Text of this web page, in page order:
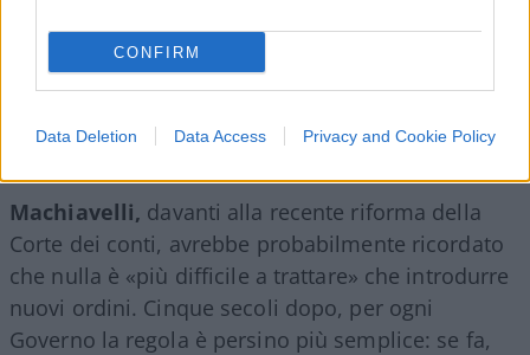
CONFIRM
Data Deletion Data Access Privacy and Cookie Policy
Machiavelli, davanti alla recente riforma della
Corte dei conti, avrebbe probabilmente ricordato
che nulla è «più difficile a trattare» che introdurre
nuovi ordini. Cinque secoli dopo, per ogni
Governo la regola è persino più semplice: se fa,